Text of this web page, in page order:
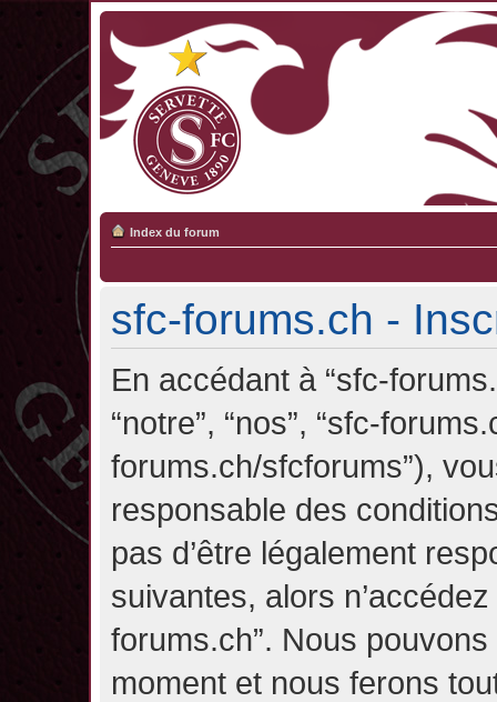
Index du forum
sfc-forums.ch -
En accédant à “sfc-
“notre”, “nos”, “sfc-
forums.ch/sfcforums”),
responsable des
pas d’être légalement
suivantes, alors
forums.ch”. Nous
moment et nous ferons